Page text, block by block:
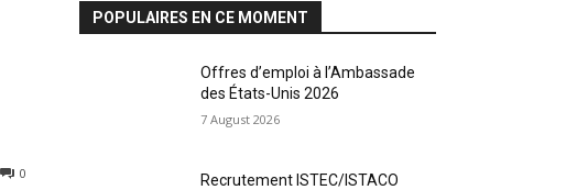
0
POPULAIRES EN CE MOMENT
Offres d’emploi à l’Ambassade
des États-Unis 2026
7 August 2026
Recrutement ISTEC/ISTACO